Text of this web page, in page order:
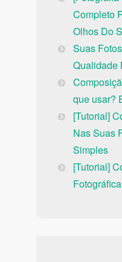
Completo
Olhos Do
Suas
Qualidade
que usar?
[Tutorial]
Nas Suas
Simples
[Tutorial]